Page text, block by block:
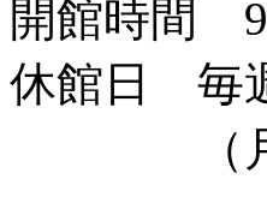
開館時間
休館日 毎
（月曜